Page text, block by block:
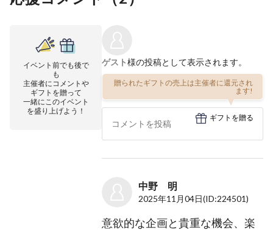
イベント前でも後で
も
主催者にコメントや
ギフトを贈って
一緒にこのイベント
を盛り上げよう！
ゲスト様の投稿として表示されます。
贈られたギフトの売上は主催者に還元され
ます!
ギフトを贈る
中野 明
2025年11月04日(ID:224501)
意欲的な企画と貴重な機会、楽